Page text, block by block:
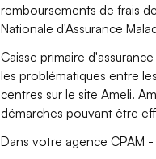
remboursements de frais
Nationale d'Assurance
Caisse primaire
les problématiques entre
centres sur le site Ameli.
démarches pouvant être
Dans votre agence CPAM